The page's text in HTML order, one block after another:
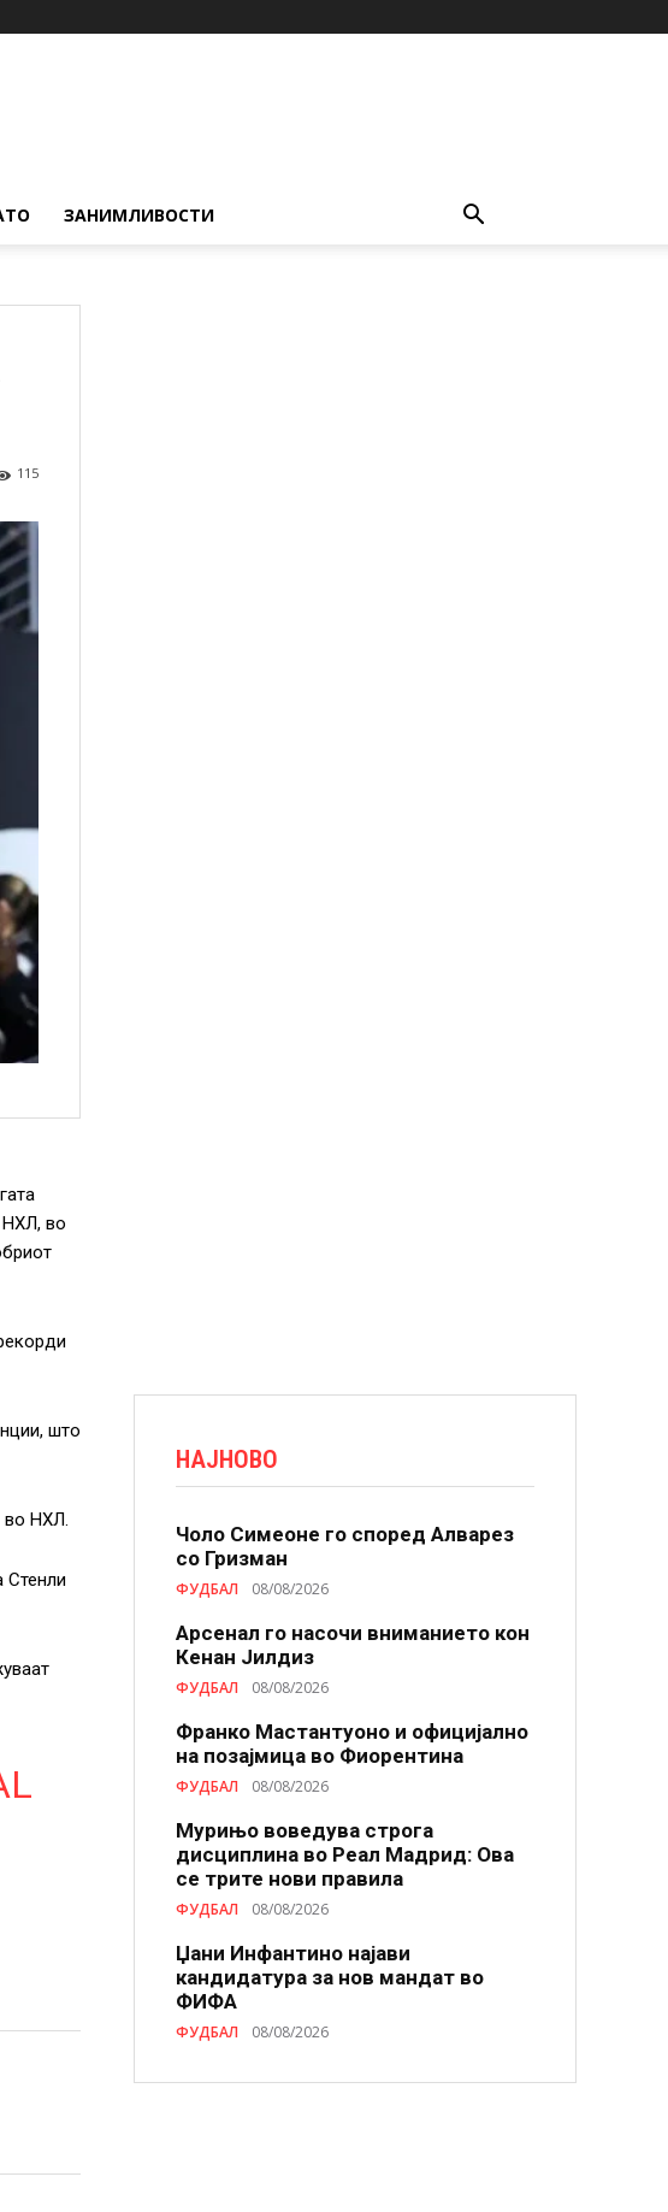
ЗАНИМЛИВОСТИ
115
НХЛ, во
што
во НХЛ.
Стенли
НАЈНОВО
Чоло Симеоне го според Алварез
со Гризман
ФУДБАЛ 08/08/2026
Арсенал го насочи вниманието кон
Кенан Јилдиз
ФУДБАЛ 08/08/2026
Франко Мастантуоно и официјално
на позајмица во Фиорентина
ФУДБАЛ 08/08/2026
Мурињо воведува строга
дисциплина во Реал Мадрид: Ова
се трите нови правила
ФУДБАЛ 08/08/2026
Џани Инфантино најави
кандидатура за нов мандат во
ФИФА
ФУДБАЛ 08/08/2026